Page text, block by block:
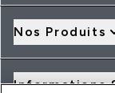
Nos Produits
Informations